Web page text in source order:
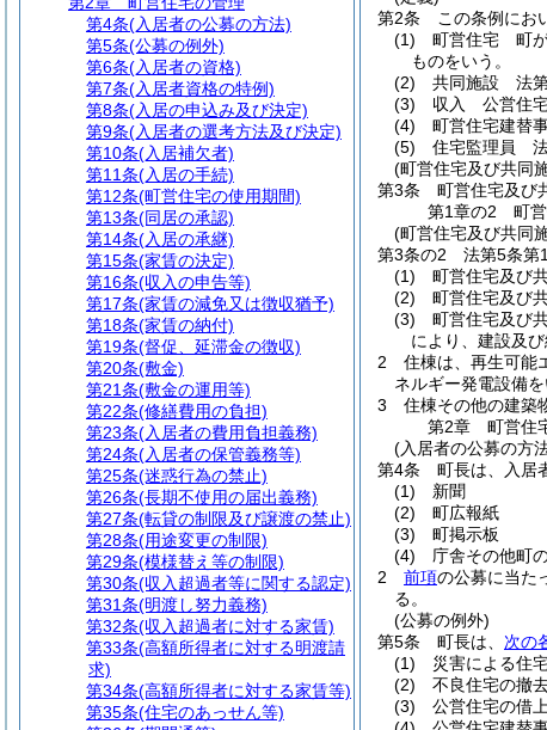
第2条
この条例にお
(1)
町営住宅 町が
ものをいう。
(2)
共同施設 法第
(3)
収入 公営住
(4)
町営住宅建替
(5)
住宅監理員 法
(町営住宅及び共同
第3条
町営住宅及び
第1章の2
町
(町営住宅及び共同
第3条の2
法第5条第
(1)
町営住宅及び
(2)
町営住宅及び
(3)
町営住宅及び
により、建設及
2
住棟は、再生可能
ネルギー発電設備
3
住棟その他の建築
第2章
町営住
(入居者の公募の方
第4条
町長は、入居
(1)
新聞
(2)
町広報紙
(3)
町掲示板
(4)
庁舎その他町
2
前項の公募に当た
る。
(公募の例外)
第5条
町長は、 次の
(1)
災害による住
(2)
不良住宅の撤
(3)
公営住宅の借
第4条(入居者の公募の方法)
第5条(公募の例外)
第6条(入居者の資格)
第7条(入居者資格の特例)
第8条(入居の申込み及び決定)
第9条(入居者の選考方法及び決定)
第10条(入居補欠者)
第11条(入居の手続)
第12条(町営住宅の使用期間)
第13条(同居の承認)
第14条(入居の承継)
第15条(家賃の決定)
第16条(収入の申告等)
第17条(家賃の減免又は徴収猶予)
第18条(家賃の納付)
第19条(督促、延滞金の徴収)
第20条(敷金)
第21条(敷金の運用等)
第22条(修繕費用の負担)
第23条(入居者の費用負担義務)
第24条(入居者の保管義務等)
第25条(迷惑行為の禁止)
第26条(長期不使用の届出義務)
第27条(転貸の制限及び譲渡の禁止)
第28条(用途変更の制限)
第29条(模様替え等の制限)
第30条(収入超過者等に関する認定)
第31条(明渡し努力義務)
第32条(収入超過者に対する家賃)
第33条(高額所得者に対する明渡請
求)
第34条(高額所得者に対する家賃等)
第35条(住宅のあっせん等)